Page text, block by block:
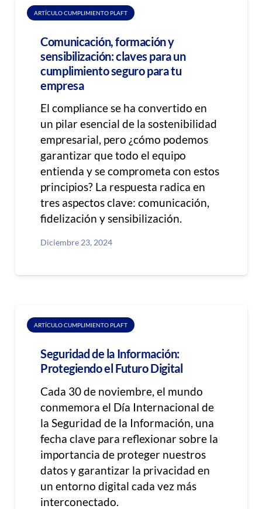
ARTÍCULO CUMPLIMIENTO PLAFT
Comunicación, formación y
sensibilización: claves para un
cumplimiento seguro para tu
empresa
El compliance se ha convertido en
un pilar esencial de la sostenibilidad
empresarial, pero ¿cómo podemos
garantizar que todo el equipo
entienda y se comprometa con estos
principios? La respuesta radica en
tres aspectos clave: comunicación,
fidelización y sensibilización.
Diciembre 23, 2024
ARTÍCULO CUMPLIMIENTO PLAFT
Seguridad de la Información:
Protegiendo el Futuro Digital
Cada 30 de noviembre, el mundo
conmemora el Día Internacional de
la Seguridad de la Información, una
fecha clave para reflexionar sobre la
importancia de proteger nuestros
datos y garantizar la privacidad en
un entorno digital cada vez más
interconectado.